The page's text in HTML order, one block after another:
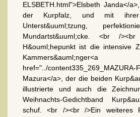
ELSBETH.html">Elsbeth Janda</
der Kurpfalz, und mit ihrer
Unterst&uuml;tzung,
Mundartst&uuml;cke. <br /><br
H&ouml;hepunkt ist die intensive
Kammers&auml;nger<a
href="../content335_269_MAZURA-
Mazura</a>, der die beiden
illustrierte und auch die
Weihnachts-Gedichtband
schuf. <br /><br />Ein weiteres